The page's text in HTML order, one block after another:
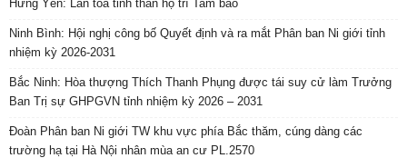
Hưng Yên: Lan tỏa tinh thần hộ trì Tam bảo
Ninh Bình: Hội nghị công bố Quyết định và ra mắt Phân ban Ni giới tỉnh
nhiệm kỳ 2026-2031
Bắc Ninh: Hòa thượng Thích Thanh Phụng được tái suy cử làm Trưởng
Ban Trị sự GHPGVN tỉnh nhiệm kỳ 2026 – 2031
Đoàn Phân ban Ni giới TW khu vực phía Bắc thăm, cúng dàng các
trường hạ tại Hà Nội nhân mùa an cư PL.2570